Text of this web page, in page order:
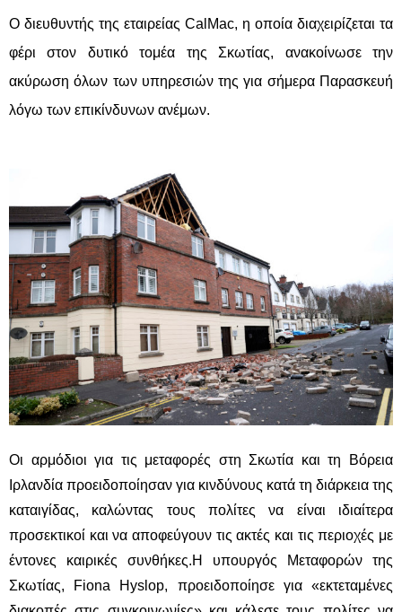
Ο διευθυντής της εταιρείας CalMac, η οποία διαχειρίζεται τα
φέρι στον δυτικό τομέα της Σκωτίας, ανακοίνωσε την
ακύρωση όλων των υπηρεσιών της για σήμερα Παρασκευή
λόγω των επικίνδυνων ανέμων.
Οι αρμόδιοι για τις μεταφορές στη Σκωτία και τη Βόρεια
Ιρλανδία προειδοποίησαν για κινδύνους κατά τη διάρκεια της
καταιγίδας, καλώντας τους πολίτες να είναι ιδιαίτερα
προσεκτικοί και να αποφεύγουν τις ακτές και τις περιοχές με
έντονες καιρικές συνθήκες.Η υπουργός Μεταφορών της
Σκωτίας, Fiona Hyslop, προειδοποίησε για «εκτεταμένες